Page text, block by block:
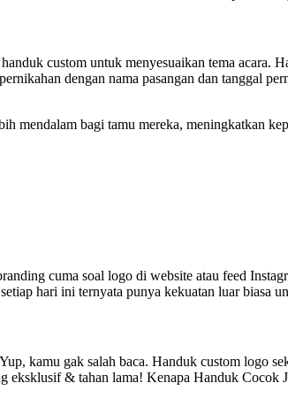
custom untuk menyesuaikan tema acara.
dengan nama pasangan dan tanggal
mendalam bagi tamu mereka, meningkatkan
cuma soal logo di website atau feed
hari ini ternyata punya kekuatan luar biasa
gak salah baca. Handuk custom logo
& tahan lama! Kenapa Handuk Cocok